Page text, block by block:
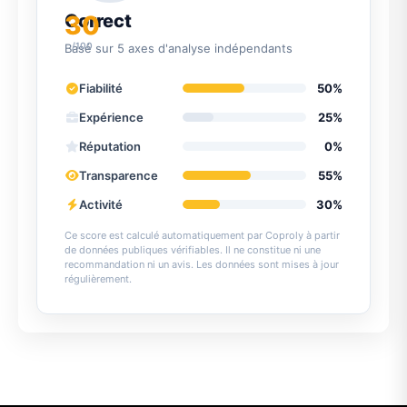
30
/100
Correct
Basé sur 5 axes d'analyse indépendants
Fiabilité
50%
Expérience
25%
Réputation
0%
Transparence
55%
Activité
30%
Ce score est calculé automatiquement par Coproly à partir
de données publiques vérifiables. Il ne constitue ni une
recommandation ni un avis. Les données sont mises à jour
régulièrement.